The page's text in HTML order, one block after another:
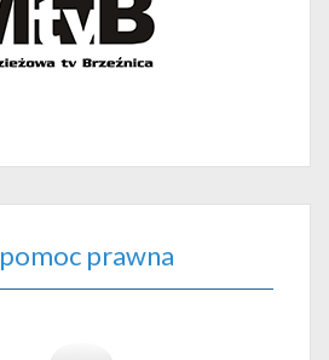
pomoc prawna